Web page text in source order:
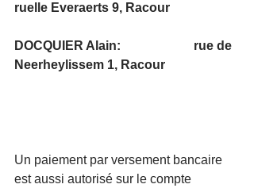
ruelle Everaerts 9, Racour
DOCQUIER Alain:                       rue de
Neerheylissem 1, Racour
Un paiement par versement bancaire
est aussi autorisé sur le compte